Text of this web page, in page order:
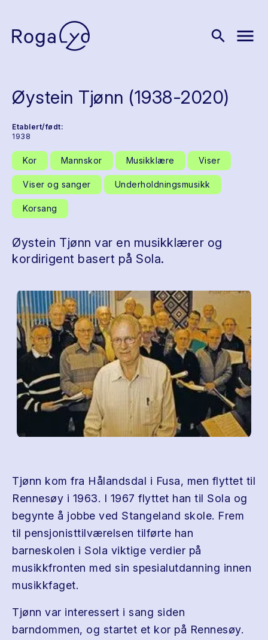
search menu
Øystein Tjønn (1938-2020)
Etablert/født:
1938
Kor Mannskor Musikklære Viser
Viser og sanger Underholdningsmusikk
Korsang
Øystein Tjønn var en musikklærer og
kordirigent basert på Sola.
Tjønn kom fra Hålandsdal i Fusa, men flyttet til
Rennesøy i 1963. I 1967 flyttet han til Sola og
begynte å jobbe ved Stangeland skole. Frem
til pensjonisttilværelsen tilførte han
barneskolen i Sola viktige verdier på
musikkfronten med sin spesialutdanning innen
musikkfaget.
Tjønn var interessert i sang siden
barndommen, og startet et kor på Rennesøy.